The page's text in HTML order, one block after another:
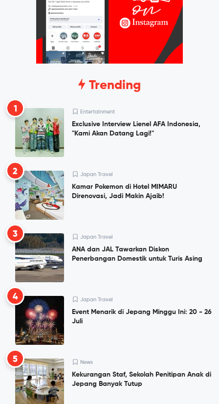
Trending
1 Entertainment
Exclusive Interview Lienel AFA Indonesia,
"Kami Akan Datang Lagi!"
2 Japan Travel
Kamar Pokemon di Hotel MIMARU
Direnovasi, Jadi Makin Ajaib!
3 Japan Travel
ANA dan JAL Tawarkan Diskon
Penerbangan Domestik untuk Turis Asing
4 Japan Travel
Event Menarik di Jepang Minggu Ini: 20 - 26
Juli
5 News
Kekurangan Staf, Sekolah Penitipan Anak di
Jepang Banyak Tutup